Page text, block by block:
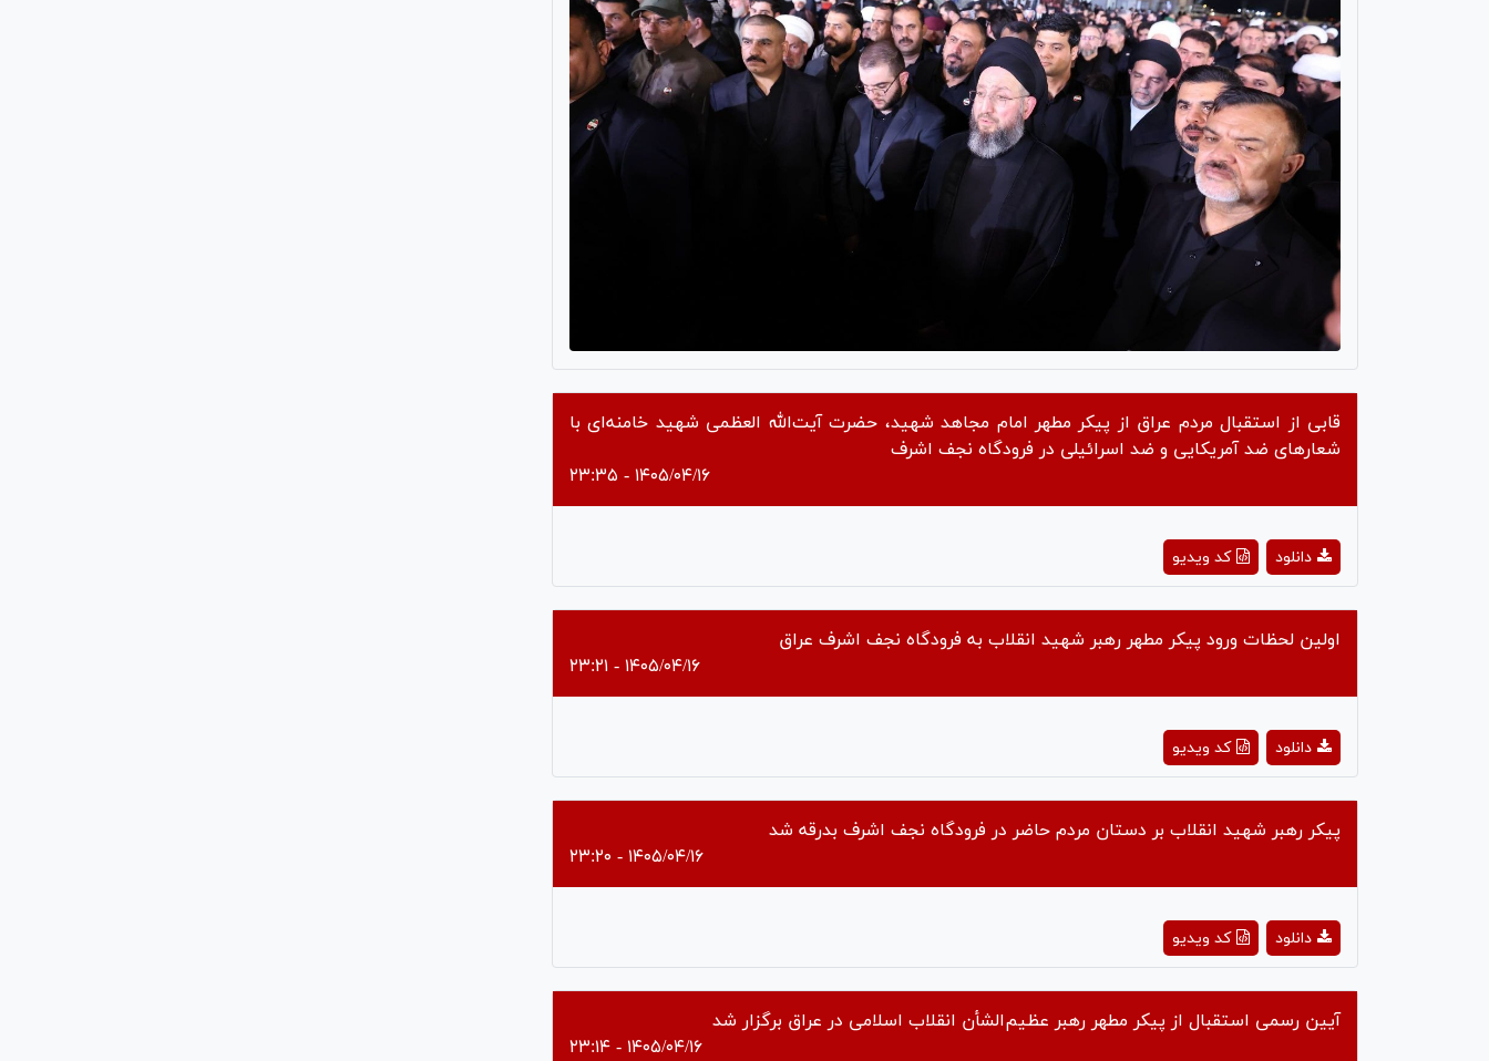
قابی از استقبال مردم عراق از پیکر مطهر امام مجاهد شهید، حضرت آیت‌الله العظمی شهید خامنه‌ای با
شعار‌های ضد آمریکایی و ضد اسرائیلی در فرودگاه نجف اشرف
۱۴۰۵/۰۴/۱۶ - ۲۳:۳۵
Video
کد ویدیو دانلود
اولین لحظات ورود پیکر مطهر رهبر شهید انقلاب به فرودگاه نجف اشرف عراق
۱۴۰۵/۰۴/۱۶ - ۲۳:۲۱
Video
کد ویدیو دانلود
پیکر رهبر شهید انقلاب بر دستان مردم حاضر در فرودگاه نجف اشرف بدرقه شد
۱۴۰۵/۰۴/۱۶ - ۲۳:۲۰
Video
کد ویدیو دانلود
آیین رسمی استقبال از پیکر مطهر رهبر عظیم‌الشأن انقلاب اسلامی در عراق برگزار شد
۱۴۰۵/۰۴/۱۶ - ۲۳:۱۴